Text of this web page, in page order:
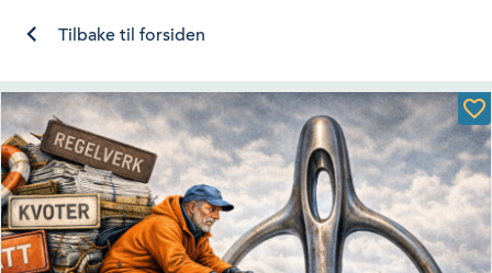
Tilbake til forsiden